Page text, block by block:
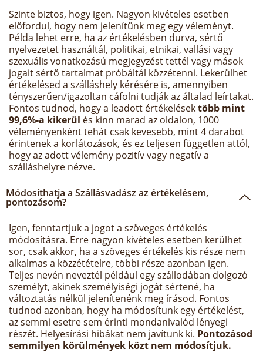
Szinte biztos, hogy igen. Nagyon kivételes esetben
előfordul, hogy nem jelenítünk meg egy véleményt.
Példa lehet erre, ha az értékelésben durva, sértő
nyelvezetet használtál, politikai, etnikai, vallási vagy
szexuális vonatkozású megjegyzést tettél vagy mások
jogait sértő tartalmat próbáltál közzétenni. Lekerülhet
értékelésed a szálláshely kérésére is, amennyiben
tényszerűen/igazoltan cáfolni tudják az általad leírtakat.
Fontos tudnod, hogy a leadott értékelésektöbb mint
99,6%-a kikerül és kinn marad az oldalon, 1000
véleményenként tehát csak kevesebb, mint 4 darabot
érintenek a korlátozások, és ez teljesen független attól,
hogy az adott vélemény pozitív vagy negatív a
szálláshelyre nézve.
Módosíthatja a Szállásvadász az értékelésem,
pontozásom?
Igen, fenntartjuk a jogot a szöveges értékelés
módosításra. Erre nagyon kivételes esetben kerülhet
sor, csak akkor, ha a szöveges értékelés kis része nem
alkalmas a közzétételre, többi része azonban igen.
Teljes nevén neveztél például egy szállodában dolgozó
személyt, akinek személyiségi jogát sértené, ha
változtatás nélkül jelenítenénk meg írásod. Fontos
tudnod azonban, hogy ha módosítunk egy értékelést,
az semmi esetre sem érinti mondanivalód lényegi
részét. Helyesírási hibákat nem javítunk ki. Pontozásod
semmilyen körülmények közt nem módosítjuk.